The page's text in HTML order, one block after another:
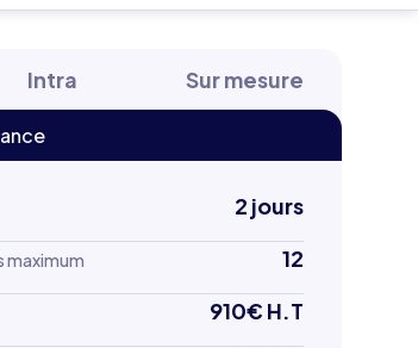
Intra Sur mesure
2 jours
maximum 12
910€ H.T